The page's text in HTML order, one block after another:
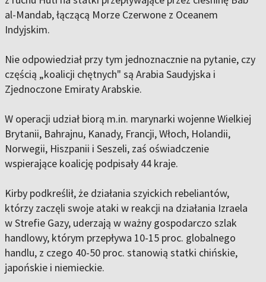
al-Mandab, łączącą Morze Czerwone z Oceanem
Indyjskim.
Nie odpowiedział przy tym jednoznacznie na pytanie, czy
częścią „koalicji chętnych" są Arabia Saudyjska i
Zjednoczone Emiraty Arabskie.
W operacji udział biorą m.in. marynarki wojenne Wielkiej
Brytanii, Bahrajnu, Kanady, Francji, Włoch, Holandii,
Norwegii, Hiszpanii i Seszeli, zaś oświadczenie
wspierające koalicję podpisały 44 kraje.
Kirby podkreślił, że działania szyickich rebeliantów,
którzy zaczęli swoje ataki w reakcji na działania Izraela
w Strefie Gazy, uderzają w ważny gospodarczo szlak
handlowy, którym przepływa 10-15 proc. globalnego
handlu, z czego 40-50 proc. stanowią statki chińskie,
japońskie i niemieckie.